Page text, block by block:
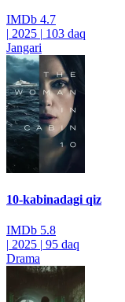
IMDb 4.7
| 2025 | 103 daq
Jangari
10-kabinadagi qiz
IMDb 5.8
| 2025 | 95 daq
Drama